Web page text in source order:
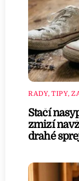
RADY, TIPY,
Stačí
zmizí
drahé